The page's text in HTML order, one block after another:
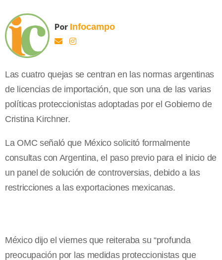
Por Infocampo
Las cuatro quejas se centran en las normas argentinas
de licencias de importación, que son una de las varias
políticas proteccionistas adoptadas por el Gobierno de
Cristina Kirchner.
La OMC señaló que México solicitó formalmente
consultas con Argentina, el paso previo para el inicio de
un panel de solución de controversias, debido a las
restricciones a las exportaciones mexicanas.
México dijo el viernes que reiteraba su “profunda
preocupación por las medidas proteccionistas que